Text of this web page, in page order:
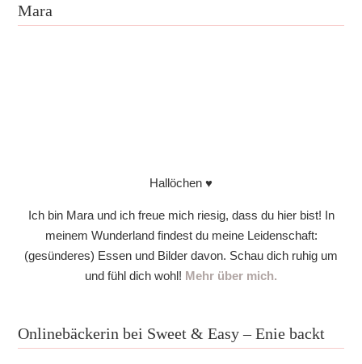
Mara
Hallöchen ♥
Ich bin Mara und ich freue mich riesig, dass du hier bist! In
meinem Wunderland findest du meine Leidenschaft:
(gesünderes) Essen und Bilder davon. Schau dich ruhig um
und fühl dich wohl! Mehr über mich.
Onlinebäckerin bei Sweet & Easy – Enie backt